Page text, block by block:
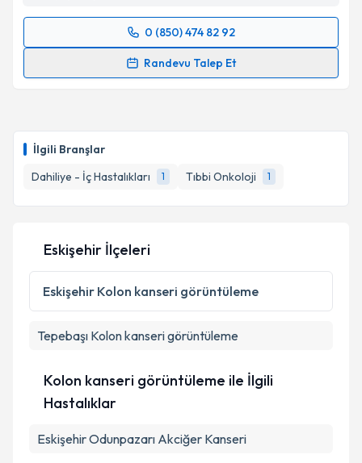
İlgili Branşlar
Dahiliye - İç Hastalıkları
1 Tıbbi Onkoloji 1
0 (850) 474 82 92
Randevu Talep Et
Randevu Takvimi Talebi
E-posta Adresiniz
Kişisel verilerimin işlenmesine ilişkin
Metni'ni okudum ve kişisel verilerimin belirtilen
kapsamda işlenmesini kabul ediyorum.
Eskişehir İlçeleri
Eskişehir Kolon kanseri görüntüleme
Tepebaşı Kolon kanseri görüntüleme
Kolon kanseri görüntüleme ile İlgili
Hastalıklar
Eskişehir Odunpazarı Akciğer Kanseri